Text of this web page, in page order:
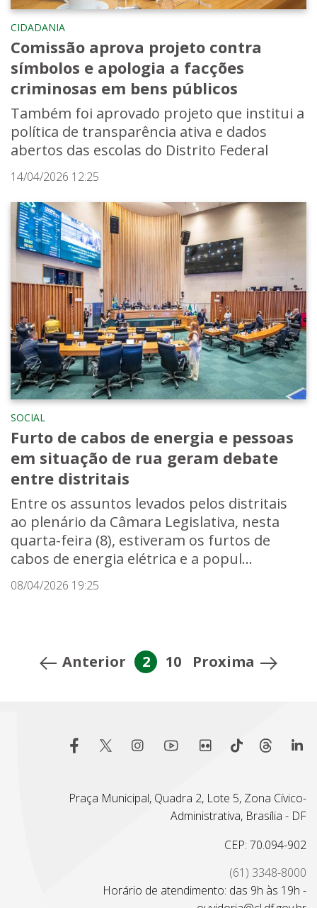
CIDADANIA
Comissão aprova projeto contra
símbolos e apologia a facções
criminosas em bens públicos
Também foi aprovado projeto que institui a
política de transparência ativa e dados
abertos das escolas do Distrito Federal
14/04/2026 12:25
SOCIAL
Furto de cabos de energia e pessoas
em situação de rua geram debate
entre distritais
Entre os assuntos levados pelos distritais
ao plenário da Câmara Legislativa, nesta
quarta-feira (8), estiveram os furtos de
cabos de energia elétrica e a popul...
08/04/2026 19:25
Anterior 2 10 Proxima
Praça Municipal, Quadra 2, Lote 5, Zona Cívico-
Administrativa, Brasília - DF
CEP: 70.094-902
(61) 3348-8000
Horário de atendimento: das 9h às 19h -